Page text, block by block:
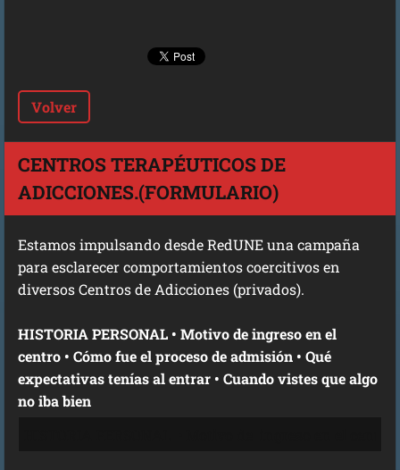
Volver
CENTROS TERAPÉUTICOS DE
ADICCIONES.(FORMULARIO)
Estamos impulsando desde RedUNE una campaña
para esclarecer comportamientos coercitivos en
diversos Centros de Adicciones (privados).
HISTORIA PERSONAL • Motivo de ingreso en el
centro • Cómo fue el proceso de admisión • Qué
expectativas tenías al entrar • Cuando vistes que algo
no iba bien